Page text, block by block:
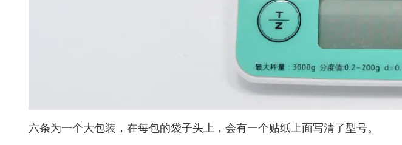
六条为一个大包装，在每包的袋子头上，会有一个贴纸上面写清了型号。